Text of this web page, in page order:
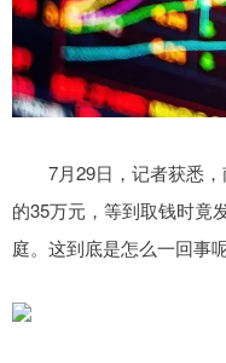
7月29日，记者获悉，
的35万元，等到取钱时竟
庭。这到底是怎么一回事